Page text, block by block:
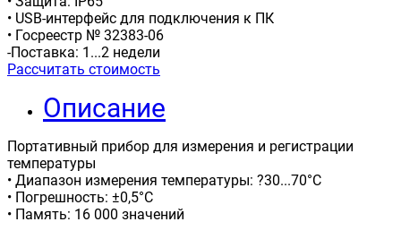
• USB-интерфейс для подключения к ПК
• Госреестр № 32383-06
-Поставка: 1...2 недели
Рассчитать стоимость
Описание
Портативный прибор для измерения и регистрации
температуры
• Диапазон измерения температуры: ?30...70°С
• Погрешность: ±0,5°C
• Память: 16 000 значений